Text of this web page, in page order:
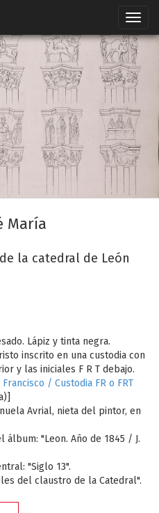
María
la catedral de León
Lápiz y tinta negra.
inscrito en una custodia con
y las iniciales F R T debajo.
Francisco / Custodia FR o FRT
Avrial, nieta del pintor, en
álbum: "Leon. Año de 1845 / J.
"Siglo 13".
del claustro de la Catedral".